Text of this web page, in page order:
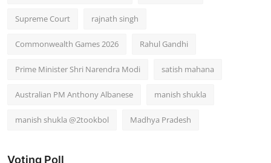
Supreme Court rajnath singh
Commonwealth Games 2026 Rahul Gandhi
Prime Minister Shri Narendra Modi satish mahana
Australian PM Anthony Albanese manish shukla
manish shukla @2tookbol Madhya Pradesh
Voting Poll